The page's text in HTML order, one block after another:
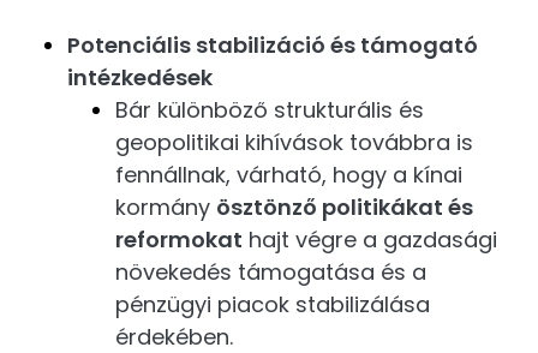
Potenciális stabilizáció és támogató
intézkedések
Bár különböző strukturális és
geopolitikai kihívások továbbra is
fennállnak, várható, hogy a kínai
kormány ösztönző politikákat és
reformokat hajt végre a gazdasági
növekedés támogatása és a
pénzügyi piacok stabilizálása
érdekében.